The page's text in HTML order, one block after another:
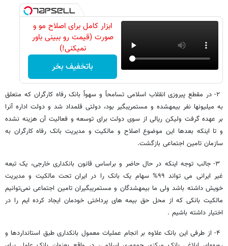
ابزار کامل برای اصلاح مو و
صورت (قیمت رو ببینی باور
نمیکنی!)
باتخفیف بخر
۲- در مقطع پیروزی انقلاب اسلامی تسامحاً و سهواً بانک رفاه کارگران که متعلق
به میلیون‎ها نفر بیمه‎شده و مستمری‎بگیر بود، دولتی قلمداد شد و دولت اداره آنرا
بر عهده گرفت ولیکن ریالی از سوی دولت برای توسعه و فعالیت آن هزینه نشده
و تا اینکه بعدها این موضوع اصلاح و مالکیت و مدیریت بانک رفاه کارگران به
سازمان تامین اجتماعی بازگشت.
۳- جالب توجه اینکه در حال حاضر و براساس قانون بانکداری خارجی، یک تبعه
غیر ایرانی می تواند ۹۹% سهام یک بانک را در ایران تحت مالکیت و مدیریت
خویش داشته باشد ولی ما بیمه‏شدگان و مستمری‏بگیران تامین اجتماعی نمی‌‎توانیم
مالکیت بانکی که از محل حق بیمه های پرداختی خودمان ایجاد کرده ایم را در
اختیار داشته باشیم .
۴- از طرفی این بانک علاوه بر انجام عملیات معمول بانکداری طبق استانداردها و